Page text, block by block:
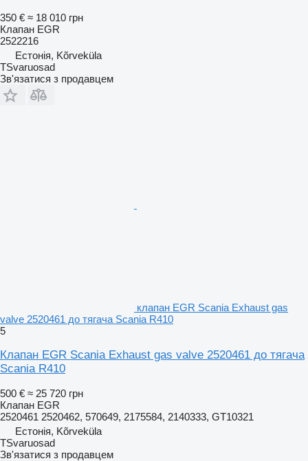
350 € ≈ 18 010 грн
Клапан EGR
2522216
Естонія, Kõrveküla
TSvaruosad
Зв'язатися з продавцем
клапан EGR Scania Exhaust gas
valve 2520461 до тягача Scania R410
5
Клапан EGR Scania Exhaust gas valve 2520461 до тягача
Scania R410
500 € ≈ 25 720 грн
Клапан EGR
2520461 2520462, 570649, 2175584, 2140333, GT10321
Естонія, Kõrveküla
TSvaruosad
Зв'язатися з продавцем